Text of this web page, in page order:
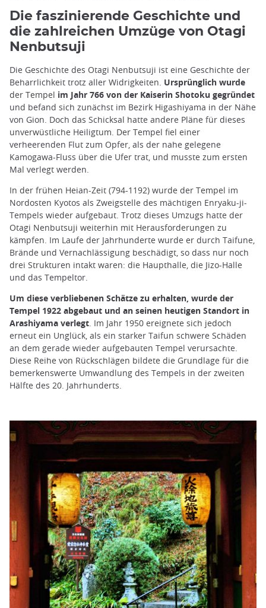
Die faszinierende Geschichte und
die zahlreichen Umzüge von Otagi
Nenbutsuji
Die Geschichte des Otagi Nenbutsuji ist eine Geschichte der
Beharrlichkeit trotz aller Widrigkeiten. Ursprünglich wurde
der Tempel im Jahr 766 von der Kaiserin Shotoku gegründet
und befand sich zunächst im Bezirk Higashiyama in der Nähe
von Gion. Doch das Schicksal hatte andere Pläne für dieses
unverwüstliche Heiligtum. Der Tempel fiel einer
verheerenden Flut zum Opfer, als der nahe gelegene
Kamogawa-Fluss über die Ufer trat, und musste zum ersten
Mal verlegt werden.
In der frühen Heian-Zeit (794-1192) wurde der Tempel im
Nordosten Kyotos als Zweigstelle des mächtigen Enryaku-ji-
Tempels wieder aufgebaut. Trotz dieses Umzugs hatte der
Otagi Nenbutsuji weiterhin mit Herausforderungen zu
kämpfen. Im Laufe der Jahrhunderte wurde er durch Taifune,
Brände und Vernachlässigung beschädigt, so dass nur noch
drei Strukturen intakt waren: die Haupthalle, die Jizo-Halle
und das Tempeltor.
Um diese verbliebenen Schätze zu erhalten, wurde der
Tempel 1922 abgebaut und an seinen heutigen Standort in
Arashiyama verlegt. Im Jahr 1950 ereignete sich jedoch
erneut ein Unglück, als ein starker Taifun schwere Schäden
an dem gerade wieder aufgebauten Tempel verursachte.
Diese Reihe von Rückschlägen bildete die Grundlage für die
bemerkenswerte Umwandlung des Tempels in der zweiten
Hälfte des 20. Jahrhunderts.